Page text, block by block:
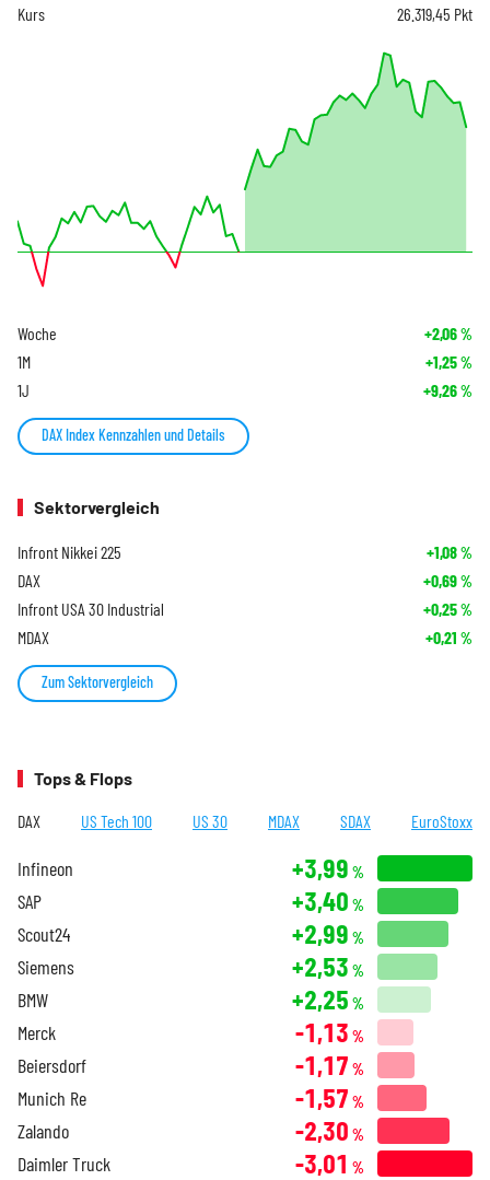
Kurs 26.319,45 Pkt
Woche +2,06%
1M +1,25%
1J +9,26%
DAX Index Kennzahlen und Details
Sektorvergleich
Infront Nikkei 225 +1,08%
DAX +0,69%
Infront USA 30 Industrial +0,25%
MDAX +0,21 %
Zum Sektorvergleich
Tops & Flops
DAX US Tech 100 US 30 MDAX SDAX EuroStoxx
Infineon +3,99 %
SAP +3,40 %
Scout24 +2,99 %
Siemens +2,53 %
BMW +2,25 %
Merck -1,13 %
Beiersdorf -1,17 %
Munich Re -1,57 %
Zalando -2,30 %
Daimler Truck -3,01 %